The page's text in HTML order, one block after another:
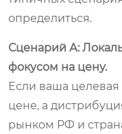
определиться.
Сценарий А:
фокусом на цену.
Если ваша целевая
цене, а
рынком РФ и